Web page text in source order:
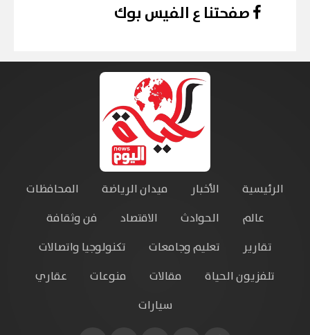
صفحتنا ع الفيس بوك
الرئيسية الأخبار ميدان الرياضة
المحافظات
عالم
الحوادث الاقتصاد
فن وثقافة
تقارير
تعليم وجامعات
تكنولوجيا واتصالات
تلفزيون الحياة
مقالات منوعات
عقاري
سيارات